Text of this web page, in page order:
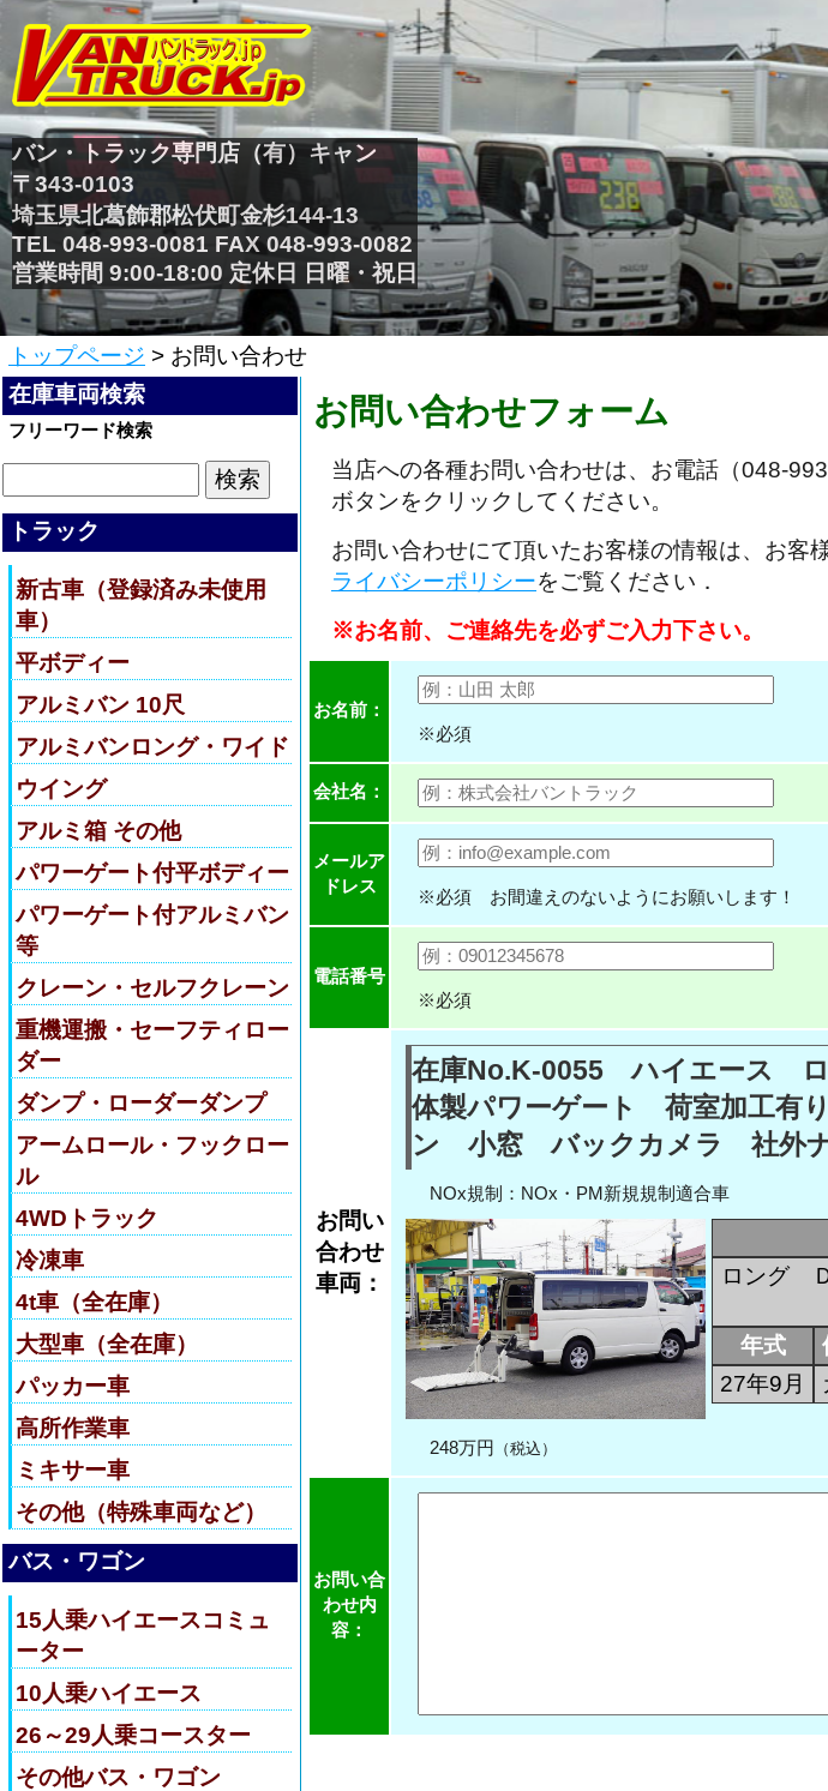
バン・トラック専門店（有）キャン
〒343-0103
埼玉県北葛飾郡松伏町金杉144-13
TEL 048-993-0081 FAX 048-993-0082
営業時間 9:00-18:00 定休日 日曜・祝日
トップページ > お問い合わせ
在庫車両検索
フリーワード検索
トラック
新古車（登録済み未使用
車）
平ボディー
アルミバン 10尺
アルミバンロング・ワイド
ウイング
アルミ箱 その他
パワーゲート付平ボディー
パワーゲート付アルミバン
等
クレーン・セルフクレーン
重機運搬・セーフティロー
ダー
ダンプ・ローダーダンプ
アームロール・フックロー
ル
4WDトラック
冷凍車
4t車（全在庫）
大型車（全在庫）
パッカー車
高所作業車
ミキサー車
その他（特殊車両など）
バス・ワゴン
15人乗ハイエースコミュ
ーター
10人乗ハイエース
26～29人乗コースター
その他バス・ワゴン
お問い合わせフォーム
当店への各種お問い合わせは、お電話（048-
ボタンをクリックしてください。
お問い合わせにて頂いたお客様の情報は、お客
ライバシーポリシーをご覧ください．
※お名前、ご連絡先を必ずご入力下さい。
お名前：
※必須
会社名：
メールア
ドレス
※必須 お間違えのないようにお願いします！
電話番号
※必須
お問い
合わせ
車両：
在庫No.K-0055 ハイエース
体製パワーゲート 荷室加工
ン 小窓 バックカメラ 社外
NOx規制：NOx・PM新規規制適合車
248万円 （税込）
ロング
年式
27年9月
お問い合
わせ内
容：